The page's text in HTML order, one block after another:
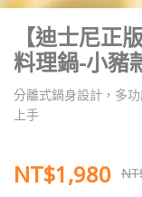
【迪士尼正
料理鍋-小豬
分離式鍋身設計，多
上手
NT$1,980